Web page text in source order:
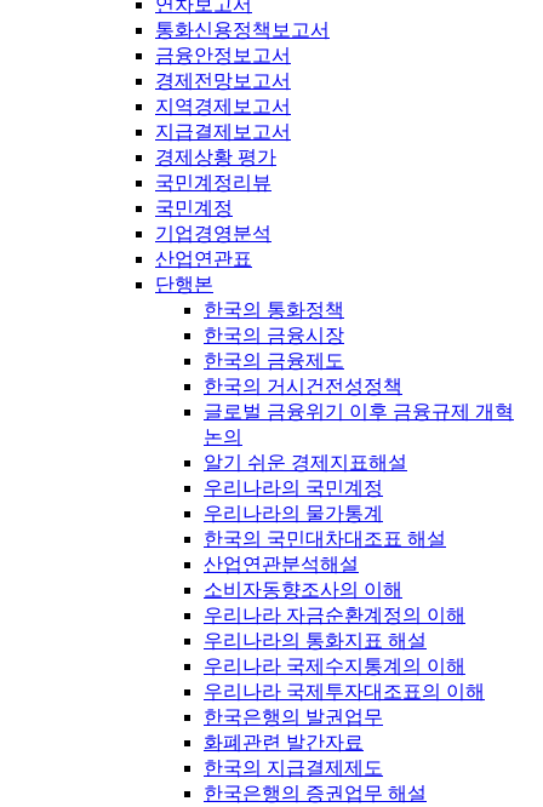
연차보고서
통화신용정책보고서
금융안정보고서
경제전망보고서
지역경제보고서
지급결제보고서
경제상황 평가
국민계정리뷰
국민계정
기업경영분석
산업연관표
단행본
한국의 통화정책
한국의 금융시장
한국의 금융제도
한국의 거시건전성정책
글로벌 금융위기 이후 금융규제 개혁
논의
알기 쉬운 경제지표해설
우리나라의 국민계정
우리나라의 물가통계
한국의 국민대차대조표 해설
산업연관분석해설
소비자동향조사의 이해
우리나라 자금순환계정의 이해
우리나라의 통화지표 해설
우리나라 국제수지통계의 이해
우리나라 국제투자대조표의 이해
한국은행의 발권업무
화폐관련 발간자료
한국의 지급결제제도
한국은행의 증권업무 해설